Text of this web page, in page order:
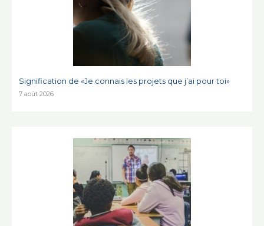
Signification de «Je connais les projets que j’ai pour toi»
7 août 2026